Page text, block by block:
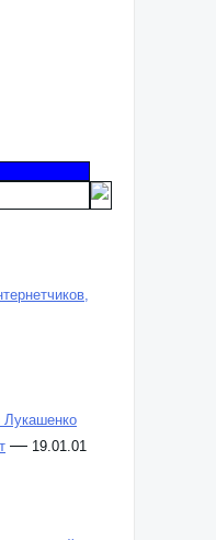
Лукашенко
— 19.01.01